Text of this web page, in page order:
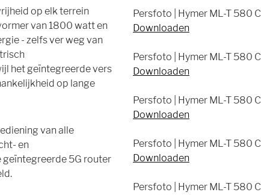
op elk terrein
van 1800 watt en
- zelfs ver weg van
het geïntegreerde vers
op lange
van alle
en
5G router
Persfoto | Hymer ML-T 580
Downloaden
Persfoto | Hymer ML-T 580
Downloaden
Persfoto | Hymer ML-T 580
Downloaden
Persfoto | Hymer ML-T 580
Downloaden
Persfoto | Hymer ML-T 580